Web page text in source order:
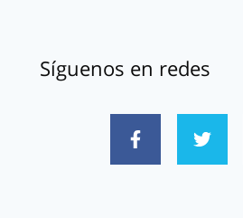
Síguenos en redes